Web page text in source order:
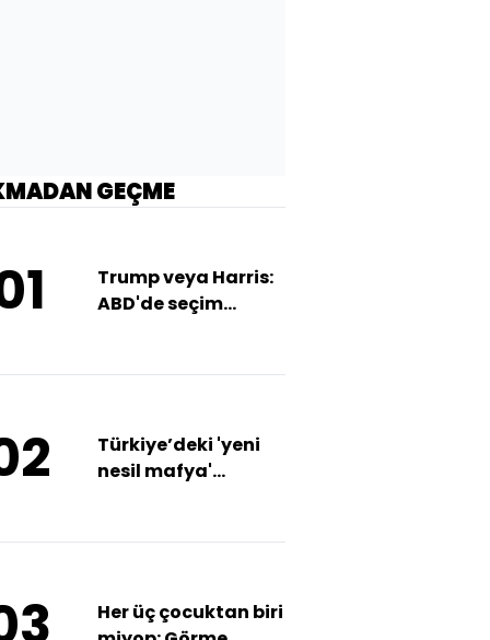
GEÇME
Trump veya Harris:
ABD'de seçim
Türkiye’deki 'yeni
nesil mafya'
Her üç çocuktan biri